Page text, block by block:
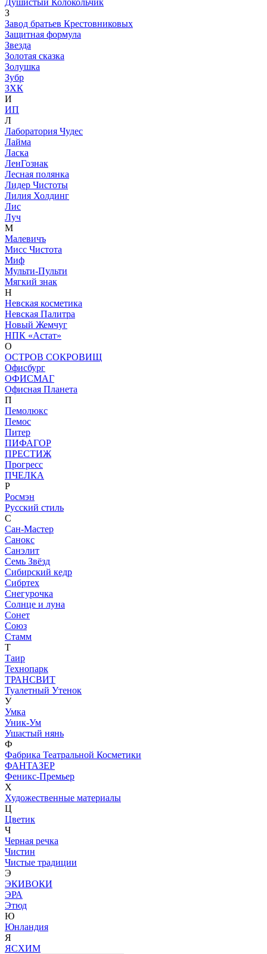
Душистый Колокольчик
З
Завод братьев Крестовниковых
Защитная формула
Звезда
Золотая сказка
Золушка
Зубр
ЗХК
И
ИП
Л
Лаборатория Чудес
Лайма
Ласка
ЛенГознак
Лесная полянка
Лидер Чистоты
Лилия Холдинг
Лис
Луч
М
Малевичъ
Мисс Чистота
Миф
Мульти-Пульти
Мягкий знак
Н
Невская косметика
Невская Палитра
Новый Жемчуг
НПК «Астат»
О
ОСТРОВ СОКРОВИЩ
Офисбург
ОФИСМАГ
Офисная Планета
П
Пемолюкс
Пемос
Питер
ПИФАГОР
ПРЕСТИЖ
Прогресс
ПЧЕЛКА
Р
Росмэн
Русский стиль
С
Сан-Мастер
Санокс
Санэлит
Семь Звёзд
Сибирский кедр
Сибртех
Снегурочка
Солнце и луна
Сонет
Союз
Стамм
Т
Таир
Технопарк
ТРАНСВИТ
Туалетный Утенок
У
Умка
Уник-Ум
Ушастый нянь
Ф
Фабрика Театральной Косметики
ФАНТАЗЕР
Феникс-Премьер
Х
Художественные материалы
Ц
Цветик
Ч
Черная речка
Чистин
Чистые традиции
Э
ЭКИВОКИ
ЭРА
Этюд
Ю
Юнландия
Я
ЯСХИМ